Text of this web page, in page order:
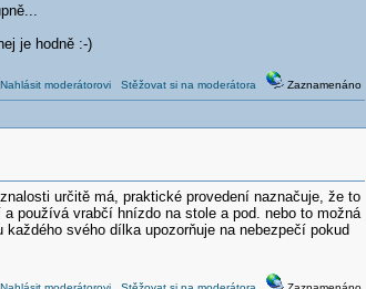
je hodně :-)
Nahlásit moderátorovi Stěžovat si na moderátora Zaznamenáno
určitě má, praktické provedení naznačuje, že to
používá vrabčí hnízdo na stole a pod. nebo to možná
svého dílka upozorňuje na nebezpečí pokud